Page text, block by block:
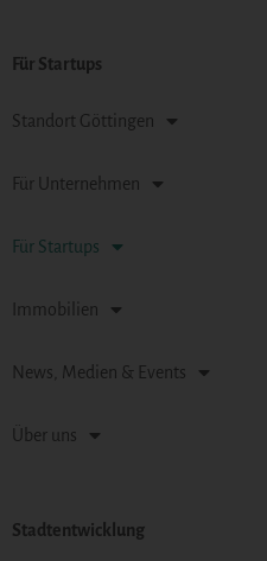
Für Startups
Standort Göttingen
Für Unternehmen
Für Startups
Immobilien
News, Medien & Events
Über uns
Stadtentwicklung